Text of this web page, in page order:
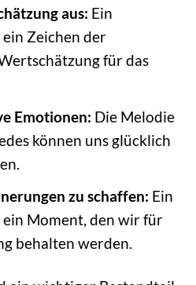
aus: Ein
Zeichen der
für das
Emotionen: Die Melodie
können uns glücklich
zu schaffen: Ein
Moment, den wir für
behalten werden.